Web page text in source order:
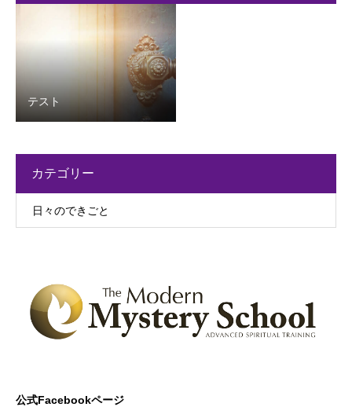
テスト
カテゴリー
日々のできごと
公式Facebookページ